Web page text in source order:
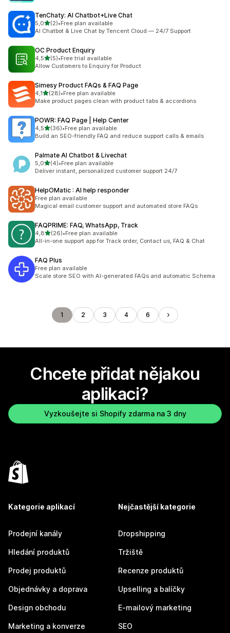
TenChaty: AI Chatbot+Live Chat
5,0z 5 hvězd
(2)
Celkový počet recenzí: 2
•Free plan available
AI Chatbot & Live Chat by Tencent Cloud — 24/7 Support
OC Product Enquiry
4,5z 5 hvězd
(5)
Celkový počet recenzí: 5
•Free trial available
Allow Customers to Enquiry for Product
Simesy Product FAQs & FAQ Page
4,1z 5 hvězd
(28)
Celkový počet recenzí: 28
•Free plan available
Make product pages clean with product tabs & accordions
POWR: FAQ Page | Help Center
4,5z 5 hvězd
(36)
Celkový počet recenzí: 36
•Free plan available
Build an SEO-friendly FAQ and reduce support calls & emails
Palmate AI Chatbot & Livechat
5,0z 5 hvězd
(4)
Celkový počet recenzí: 4
•Free plan available
Deliver instant, personalized customer support 24/7
HelpOMatic : AI help responder
Free plan available
Magical email customer support and automated store FAQs
FAQPRIME: FAQ, WhatsApp, Track
4,8z 5 hvězd
(26)
Celkový počet recenzí: 26
•Free plan available
All-in-one support app for Track order, Contact us, FAQ & Chat
FAQ Plus
Free plan available
Scale store SEO with AI-generated FAQs and automatic Schema
1 2 3 4 6
Chcete přidat nějakou
aplikaci?
Vyzkoušejte si Shopify zdarma na 3 dny
Kategorie aplikací
Prodejní kanály
Hledání produktů
Prodej produktů
Objednávky a doprava
Design obchodu
Marketing a konverze
Nejčastější kategorie
Dropshipping
Tržiště
Recenze produktů
Upselling a balíčky
E-mailový marketing
SEO